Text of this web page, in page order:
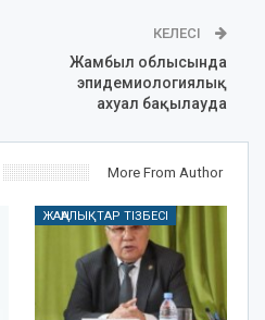
КЕЛЕСІ
Жамбыл облысында
эпидемиологиялық
ахуал бақылауда
More From Author
ЖАҢАЛЫҚТАР ТІЗБЕСІ